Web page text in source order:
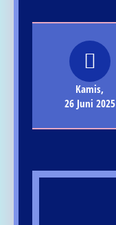
Kamis,
26 Juni 2025